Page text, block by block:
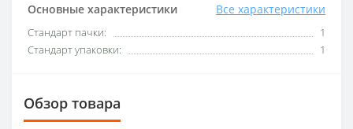
Основные характеристики Все характеристики
Стандарт пачки:
1
Стандарт упаковки:
1
Обзор товара